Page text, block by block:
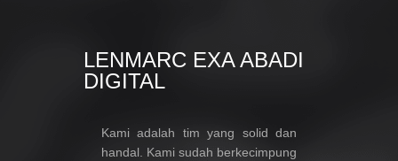
LENMARC EXA ABADI
DIGITAL
Kami adalah tim yang solid dan
handal. Kami sudah berkecimpung